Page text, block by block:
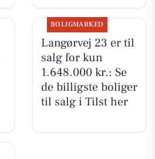
BOLIGMARKED
Langørvej 23 er til
salg for kun
1.648.000 kr.: Se
de billigste boliger
til salg i Tilst her